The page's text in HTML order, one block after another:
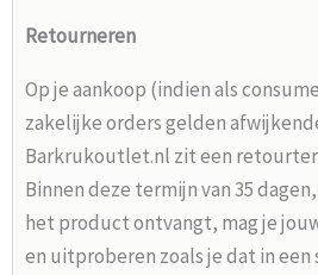
Retourneren
Op je aankoop (indien als
zakelijke orders gelden
Barkrukoutlet.nl zit een
Binnen deze termijn van 35
het product ontvangt, mag je
en uitproberen zoals je dat in een